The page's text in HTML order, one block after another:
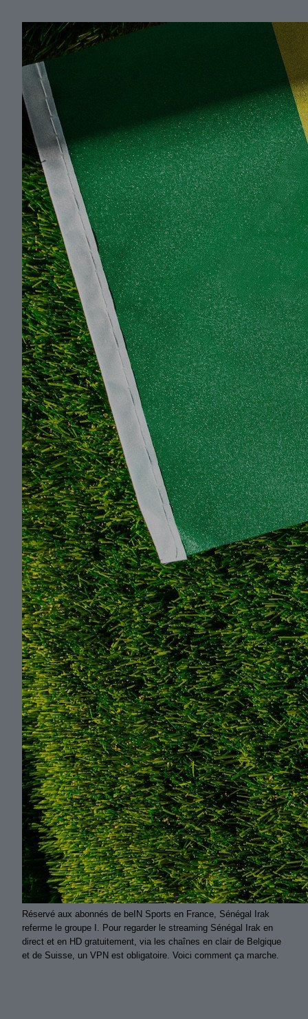
Réservé aux abonnés de beIN Sports en France, Sénégal Irak
referme le groupe I. Pour regarder le streaming Sénégal Irak en
direct et en HD gratuitement, via les chaînes en clair de Belgique
et de Suisse, un VPN est obligatoire. Voici comment ça marche.